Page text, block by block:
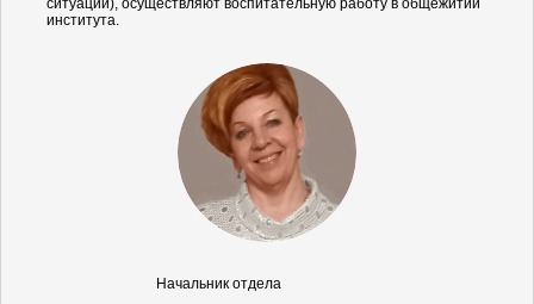
ситуации), осуществляют воспитательную работу в общежитии
института.
Начальник отдела